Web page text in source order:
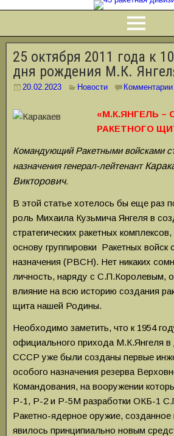
25 октября 2011 года к
дня рождения М.К.
20.02.2023 Новости Комментарии
«М.К.ЯНГЕЛЬ –
РАКЕТНОГО
Командующий Ракетными войсками
назначения генерал-лейтенант
Викторович.
В этой статье хотелось бы еще раз
роль Михаила Кузьмича Янгеля в
стратегических ракетных
основу группировки Ракетных войск
назначения (РВСН). Нет никаких
личность, наряду с С.П.Королевым,
влияние на всю историю создания
щита нашей Родины.
Необходимо заметить, что к 1954
официального прихода М.К.Янгеля в
СССР уже были созданы первые
особого назначения резерва
Командования, на вооружении
Р-1, Р-2 и Р-5М разработки ОКБ-1
Ракетно-ядерное оружие, созданное
явилось принципиально новым